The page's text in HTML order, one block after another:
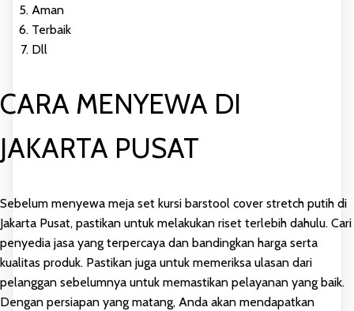
Aman
Terbaik
Dll
CARA MENYEWA DI
JAKARTA PUSAT
Sebelum menyewa meja set kursi barstool cover stretch putih di
Jakarta Pusat, pastikan untuk melakukan riset terlebih dahulu. Cari
penyedia jasa yang terpercaya dan bandingkan harga serta
kualitas produk. Pastikan juga untuk memeriksa ulasan dari
pelanggan sebelumnya untuk memastikan pelayanan yang baik.
Dengan persiapan yang matang, Anda akan mendapatkan